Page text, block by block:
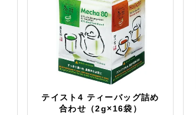
テイスト4 ティーバッグ詰め
合わせ（2g×16袋）